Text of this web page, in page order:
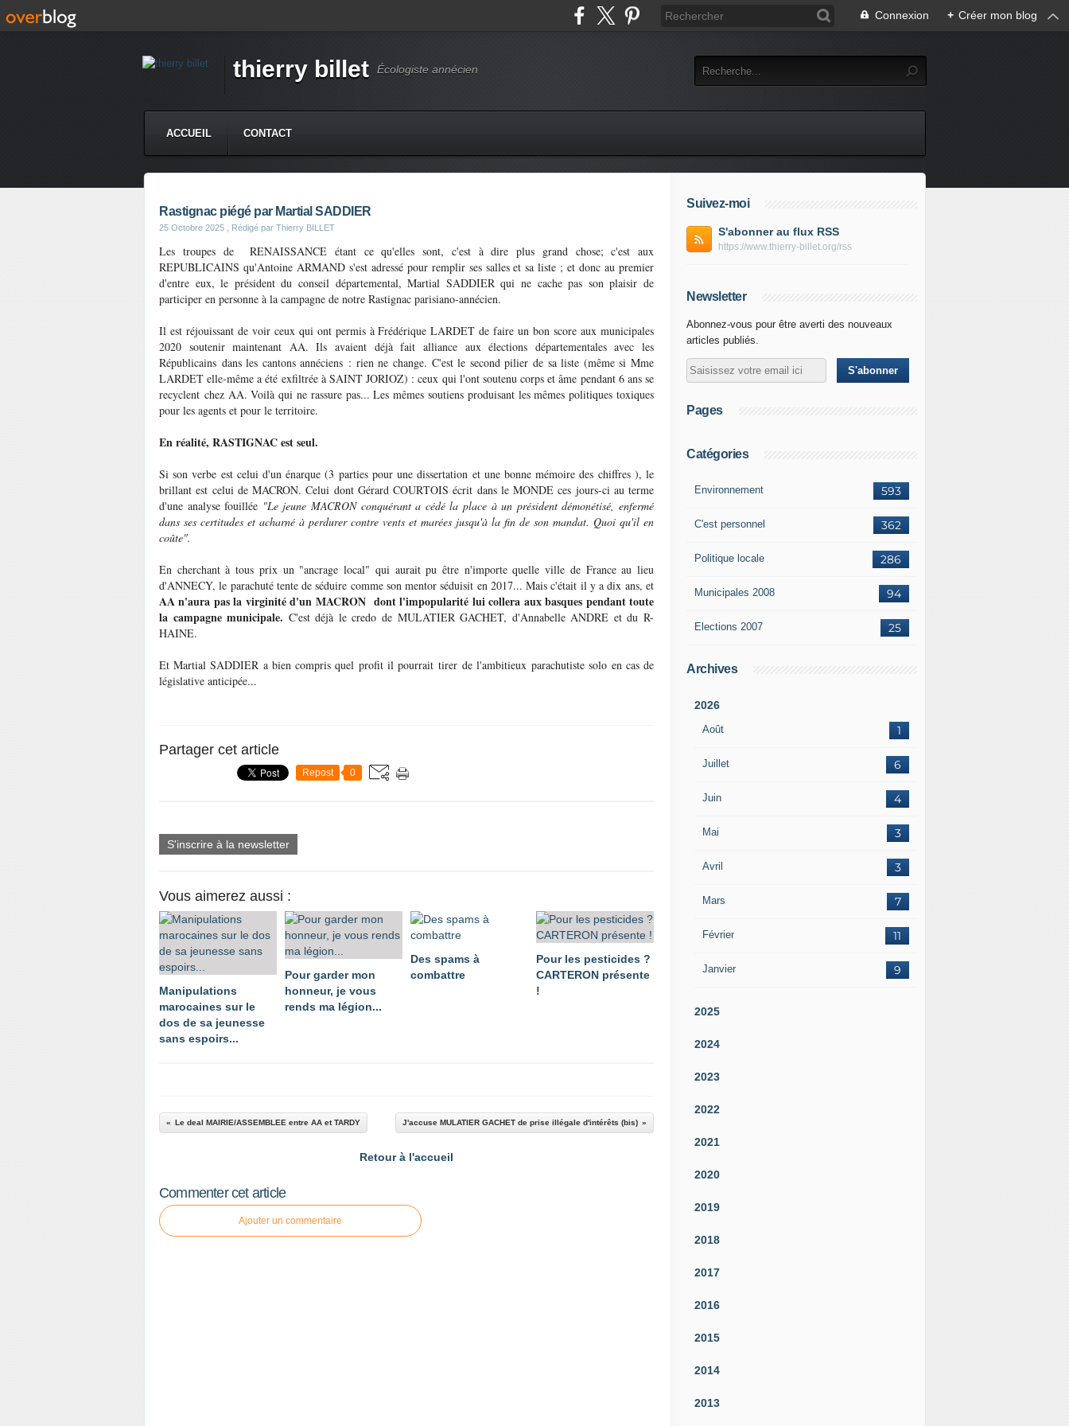
Connexion + Créer mon blog
thierry billet Écologiste annécien
ACCUEIL CONTACT
Rastignac piégé par Martial SADDIER
25 Octobre 2025 , Rédigé par Thierry BILLET
Les troupes de RENAISSANCE étant ce qu'elles sont, c'est à dire plus grand chose; c'est aux
REPUBLICAINS qu'Antoine ARMAND s'est adressé pour remplir ses salles et sa liste ; et donc au premier
d'entre eux, le président du conseil départemental, Martial SADDIER qui ne cache pas son plaisir de
participer en personne à la campagne de notre Rastignac parisiano-annécien.
Il est réjouissant de voir ceux qui ont permis à Frédérique LARDET de faire un bon score aux municipales
2020 soutenir maintenant AA. Ils avaient déjà fait alliance aux élections départementales avec les
Républicains dans les cantons annéciens : rien ne change. C'est le second pilier de sa liste (même si Mme
LARDET elle-même a été exfiltrée à SAINT JORIOZ) : ceux qui l'ont soutenu corps et âme pendant 6 ans se
recyclent chez AA. Voilà qui ne rassure pas... Les mêmes soutiens produisant les mêmes politiques toxiques
pour les agents et pour le territoire.
En réalité, RASTIGNAC est seul.
Si son verbe est celui d'un énarque (3 parties pour une dissertation et une bonne mémoire des chiffres ), le
brillant est celui de MACRON. Celui dont Gérard COURTOIS écrit dans le MONDE ces jours-ci au terme
d'une analyse fouillée "Le jeune MACRON conquérant a cédé la place à un président démonétisé, enfermé
dans ses certitudes et acharné à perdurer contre vents et marées jusqu'à la fin de son mandat. Quoi qu'il en
coûte".
En cherchant à tous prix un "ancrage local" qui aurait pu être n'importe quelle ville de France au lieu
d'ANNECY, le parachuté tente de séduire comme son mentor séduisit en 2017... Mais c'était il y a dix ans, et
AA n'aura pas la virginité d'un MACRON dont l'impopularité lui collera aux basques pendant toute
la campagne municipale. C'est déjà le credo de MULATIER GACHET, d'Annabelle ANDRE et du R-
HAINE.
Et Martial SADDIER a bien compris quel profit il pourrait tirer de l'ambitieux parachutiste solo en cas de
législative anticipée...
Partager cet article
Repost 0
S'inscrire à la newsletter
Vous aimerez aussi :
Manipulations
marocaines sur le
dos de sa jeunesse
sans espoirs...
Pour garder mon
honneur, je vous
rends ma légion...
Des spams à
combattre
Pour les pesticides ?
CARTERON présente
!
Le deal MAIRIE/ASSEMBLEE entre AA et TARDY J'accuse MULATIER GACHET de prise illégale d'intérêts (bis)
Retour à l'accueil
Commenter cet article
Ajouter un commentaire
Suivez-moi
S'abonner au flux RSS
https://www.thierry-billet.org/rss
Newsletter
Abonnez-vous pour être averti des nouveaux
articles publiés.
Pages
Catégories
593
Environnement
362
C'est personnel
286
Politique locale
94
Municipales 2008
25
Elections 2007
Archives
2026
Août 1
Juillet 6
Juin 4
Mai 3
Avril 3
Mars 7
Février 11
Janvier 9
2025
2024
2023
2022
2021
2020
2019
2018
2017
2016
2015
2014
2013